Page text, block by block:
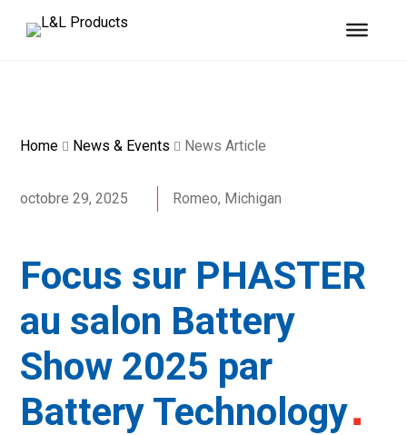
Home News & Events News Article
octobre 29, 2025 Romeo, Michigan
Focus sur PHASTER
au salon Battery
Show 2025 par
Battery Technology